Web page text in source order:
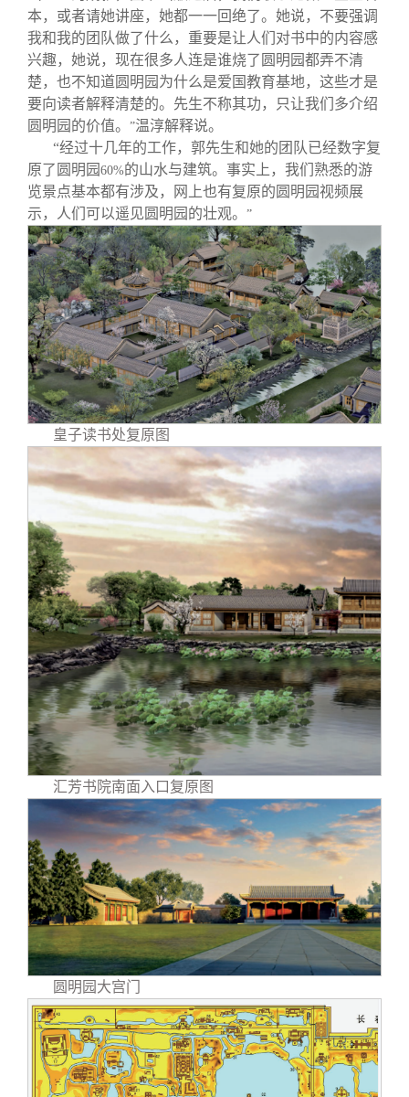
本，或者请她讲座，她都一一回绝了。她说，不要强调
我和我的团队做了什么，重要是让人们对书中的内容感
兴趣，她说，现在很多人连是谁烧了圆明园都弄不清
楚，也不知道圆明园为什么是爱国教育基地，这些才是
要向读者解释清楚的。先生不称其功，只让我们多介绍
圆明园的价值。 ”温淳解释说。
“经过十几年的工作，郭先生和她的团队已经数字复
原了圆明园 60%的山水与建筑。事实上，我们熟悉的游
览景点基本都有涉及，网上也有复原的圆明园视频展
示，人们可以遥见圆明园的壮观。 ”
皇子读书处复原图
汇芳书院南面入口复原图
圆明园大宫门